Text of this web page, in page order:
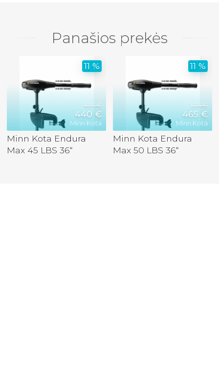
Panašios prekės
495 €
440 €
Minn Kota
11 %
Minn Kota Endura
Max 45 LBS 36“
525 €
465 €
Minn Kota
11 %
Minn Kota Endura
Max 50 LBS 36“